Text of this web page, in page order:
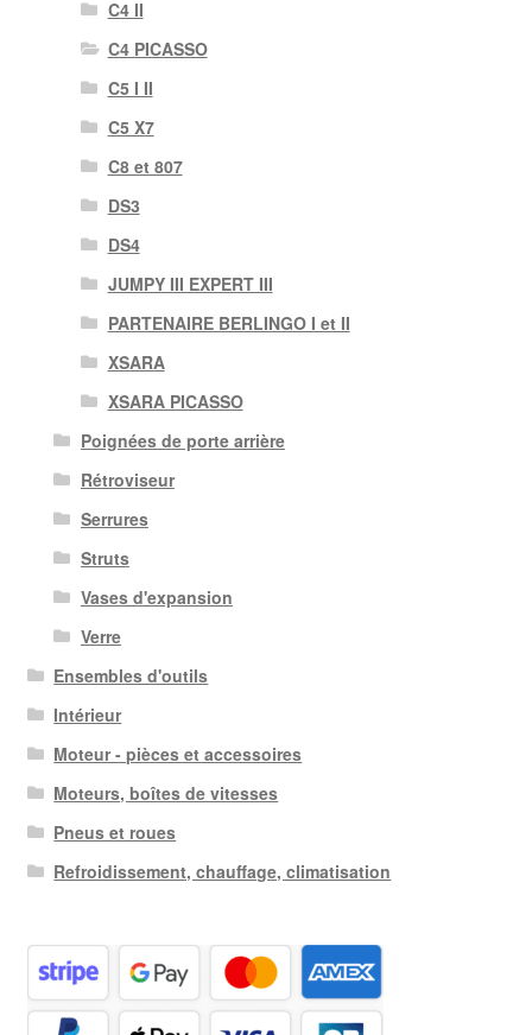
C4 II
C4 PICASSO
C5 I II
C5 X7
C8 et 807
DS3
DS4
JUMPY III EXPERT III
PARTENAIRE BERLINGO I et II
XSARA
XSARA PICASSO
Poignées de porte arrière
Rétroviseur
Serrures
Struts
Vases d'expansion
Verre
Ensembles d'outils
Intérieur
Moteur - pièces et accessoires
Moteurs, boîtes de vitesses
Pneus et roues
Refroidissement, chauffage, climatisation